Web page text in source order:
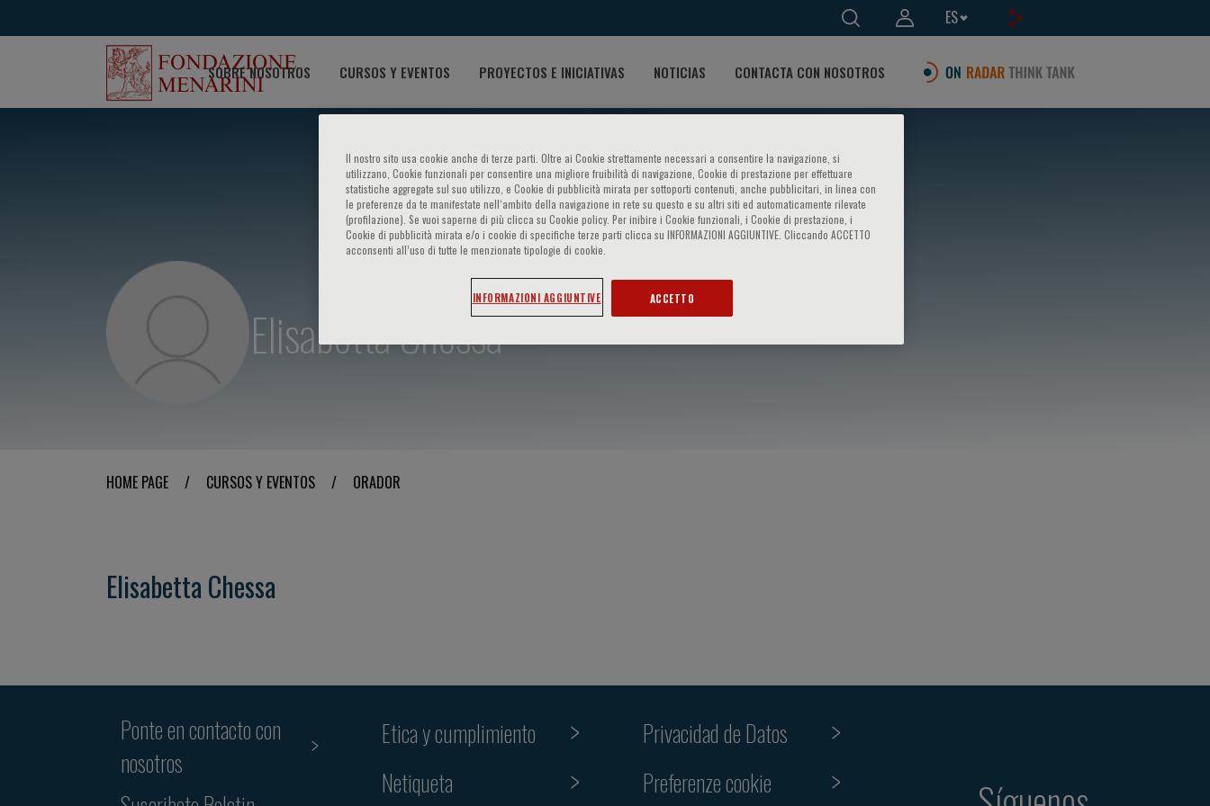
ES
SOBRE NOSOTROS CURSOS Y EVENTOS PROYECTOS E INICIATIVAS NOTICIAS CONTACTA CON NOSOTROS
Elisabetta Chessa
HOME PAGE / CURSOS Y EVENTOS / ORADOR
Elisabetta Chessa
Ponte en contacto con
nosotros
Etica y cumplimiento
Netiqueta
Privacidad de Datos
Preferenze cookie
Il nostro sito usa cookie anche di terze parti. Oltre ai Cookie strettamente necessari a consentire la navigazione, si
utilizzano, Cookie funzionali per consentire una migliore fruibilità di navigazione, Cookie di prestazione per effettuare
statistiche aggregate sul suo utilizzo, e Cookie di pubblicità mirata per sottoporti contenuti, anche pubblicitari, in linea con
le preferenze da te manifestate nell‘ambito della navigazione in rete su questo e su altri siti ed automaticamente rilevate
(profilazione). Se vuoi saperne di più clicca su Cookie policy. Per inibire i Cookie funzionali, i Cookie di prestazione, i
Cookie di pubblicità mirata e/o i cookie di specifiche terze parti clicca su INFORMAZIONI AGGIUNTIVE. Cliccando ACCETTO
acconsenti all’uso di tutte le menzionate tipologie di cookie.
INFORMAZIONI AGGIUNTIVE ACCETTO